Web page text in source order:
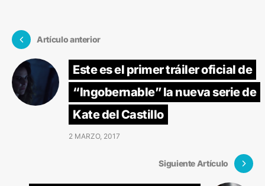
Artículo anterior
Este es el primer tráiler oficial de
“Ingobernable” la nueva serie de
Kate del Castillo
2 MARZO, 2017
Siguiente Artículo